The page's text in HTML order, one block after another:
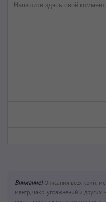
Внимание!Описания всех крий,
мантр, чакр, упражнений и других